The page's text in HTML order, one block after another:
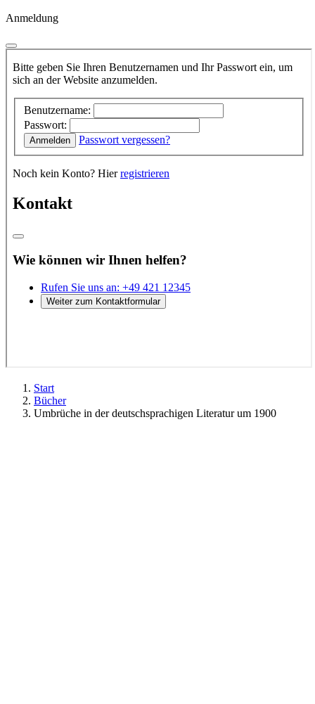
Anmeldung
Start
Bücher
Umbrüche in der deutschsprachigen Literatur um 1900